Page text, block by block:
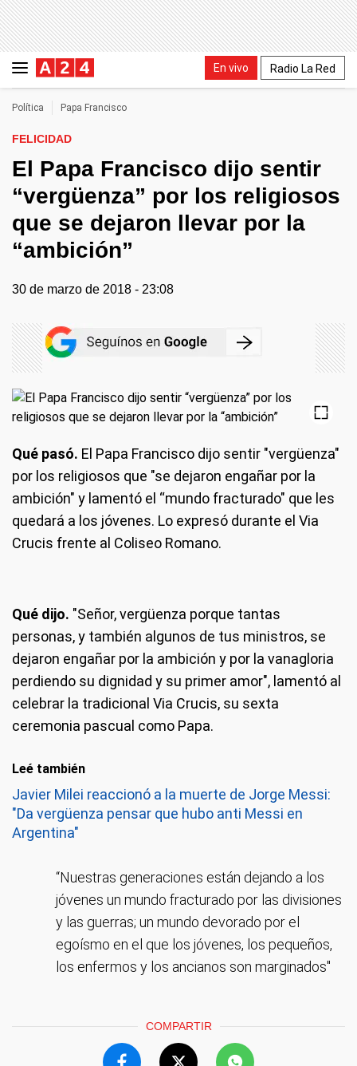
En vivo Radio La Red
Política Papa Francisco
FELICIDAD
El Papa Francisco dijo sentir
“vergüenza” por los religiosos
que se dejaron llevar por la
“ambición”
30 de marzo de 2018 - 23:08
Qué pasó. El Papa Francisco dijo sentir "vergüenza"
por los religiosos que "se dejaron engañar por la
ambición" y lamentó el “mundo fracturado" que les
quedará a los jóvenes. Lo expresó durante el Via
Crucis frente al Coliseo Romano.
Qué dijo. "Señor, vergüenza porque tantas
personas, y también algunos de tus ministros, se
dejaron engañar por la ambición y por la vanagloria
perdiendo su dignidad y su primer amor", lamentó al
celebrar la tradicional Via Crucis, su sexta
ceremonia pascual como Papa.
Leé también
Javier Milei reaccionó a la muerte de Jorge Messi:
"Da vergüenza pensar que hubo anti Messi en
Argentina"
“Nuestras generaciones están dejando a los
jóvenes un mundo fracturado por las divisiones
y las guerras; un mundo devorado por el
egoísmo en el que los jóvenes, los pequeños,
los enfermos y los ancianos son marginados"
COMPARTIR